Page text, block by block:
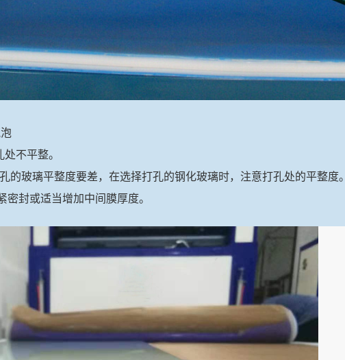
不平整。
的玻璃平整度要差，在选择打孔的钢化玻璃时，注意打孔处的平整度。
封或适当增加中间膜厚度。